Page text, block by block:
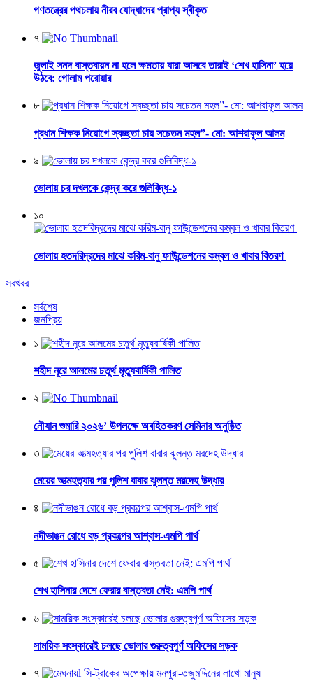
গণতন্ত্রের পথচলায় নীরব যোদ্ধাদের প্রাপ্য স্বীকৃত
৭
জুলাই সনদ বাস্তবায়ন না হলে ক্ষমতায় যারা আসবে তারাই ‘শেখ হাসিনা’ হয়ে
উঠবে: গোলাম পরোয়ার
৮
প্রধান শিক্ষক নিয়োগে স্বচ্ছতা চায় সচেতন মহল”- মো: আশরাফুল আলম
৯
ভোলায় চর দখলকে কেন্দ্র করে গুলিবিদ্ধ-১
১০
ভোলায় হতদরিদ্রদের মাঝে করিম-বানু ফাউন্ডেশনের কম্বল ও খাবার বিতরণ
সবখবর
সর্বশেষ
জনপ্রিয়
১
শহীদ নূরে আলমের চতুর্থ মৃত্যুবার্ষিকী পালিত
২
নৌযান শুমারি ২০২৬’ উপলক্ষে অবহিতকরণ সেমিনার অনুষ্ঠিত
৩
মেয়ের আত্মহত্যার পর পুলিশ বাবার ঝুলন্ত মরদেহ উদ্ধার
৪
নদীভাঙন রোধে বড় প্রকল্পের আশ্বাস-এমপি পার্থ
৫
শেখ হাসিনার দেশে ফেরার বাস্তবতা নেই: এমপি পার্থ
৬
সাময়িক সংস্কারেই চলছে ভোলার গুরুত্বপূর্ণ অফিসের সড়ক
৭